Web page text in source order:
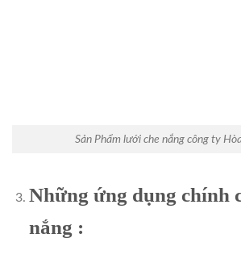
Sản Phẩm lưới che nắng công ty
Những ứng dụng chính
nắng :